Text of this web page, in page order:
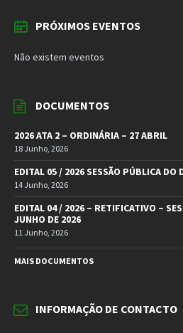
PRÓXIMOS EVENTOS
Não existem eventos
DOCUMENTOS
2026 ATA 2 – ORDINÁRIA – 27 ABRIL
18 Junho, 2026
EDITAL 05 / 2026 SESSÃO PÚBLICA DO
14 Junho, 2026
EDITAL 04 / 2026 – RETIFICATIVO –
JUNHO DE 2026
11 Junho, 2026
MAIS DOCUMENTOS
INFORMAÇÃO DE CONTACTO